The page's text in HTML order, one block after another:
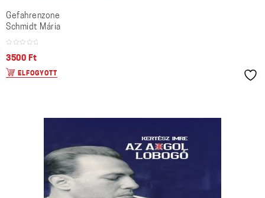
Gefahrenzone
Schmidt Mária
3500 Ft
ELFOGYOTT